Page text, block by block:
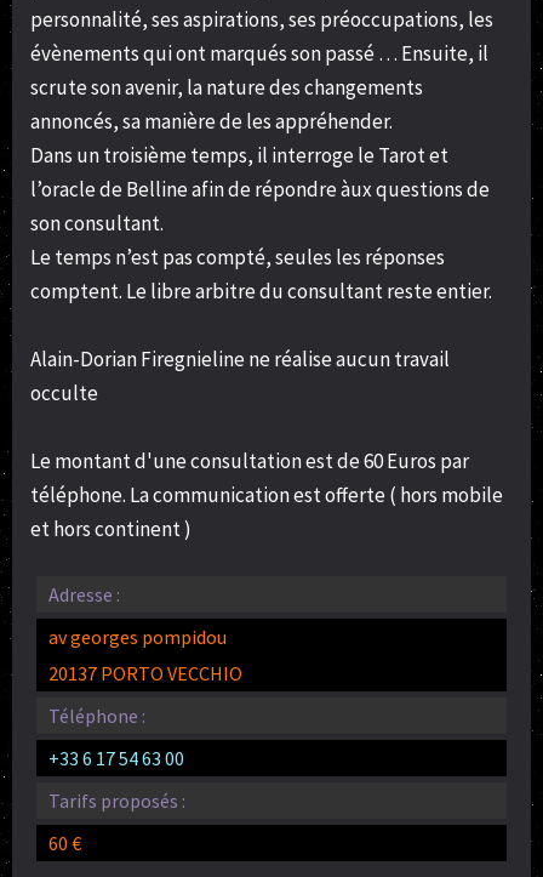
personnalité, ses aspirations, ses préoccupations, les
évènements qui ont marqués son passé … Ensuite, il
scrute son avenir, la nature des changements
annoncés, sa manière de les appréhender.
Dans un troisième temps, il interroge le Tarot et
l’oracle de Belline afin de répondre àux questions de
son consultant.
Le temps n’est pas compté, seules les réponses
comptent. Le libre arbitre du consultant reste entier.
Alain-Dorian Firegnieline ne réalise aucun travail
occulte
Le montant d'une consultation est de 60 Euros par
téléphone. La communication est offerte ( hors mobile
et hors continent )
Adresse :
av georges pompidou
20137 PORTO VECCHIO
Téléphone :
+33 6 17 54 63 00
Tarifs proposés :
60 €